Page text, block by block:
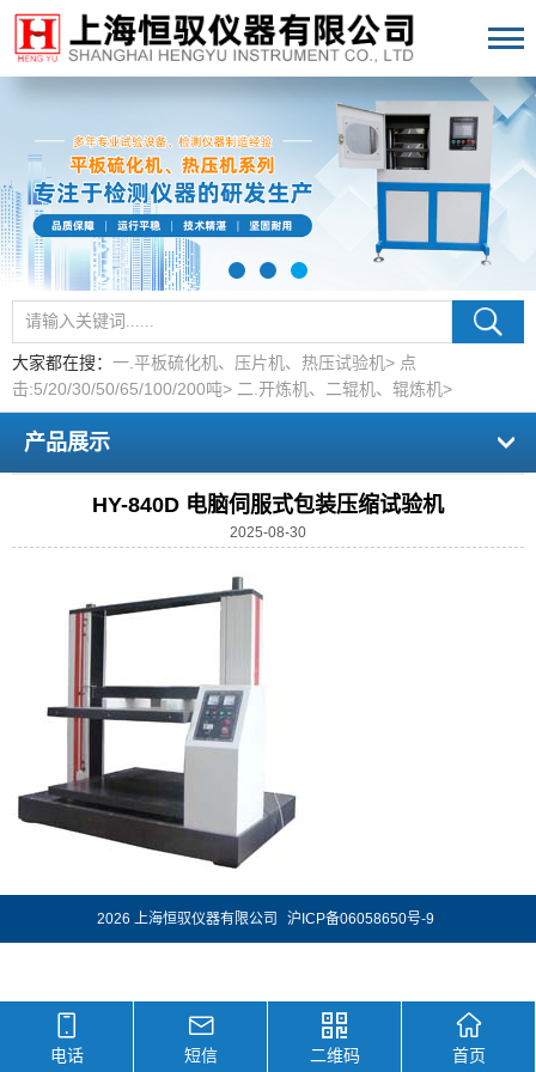
大家都在搜： 一.平板硫化机、压片机、热压试验机> 点
击:5/20/30/50/65/100/200吨> 二.开炼机、二辊机、辊炼机>
产品展示
HY-840D 电脑伺服式包装压缩试验机
2025-08-30
2026 上海恒驭仪器有限公司 沪ICP备06058650号-9
电话 短信 二维码 首页